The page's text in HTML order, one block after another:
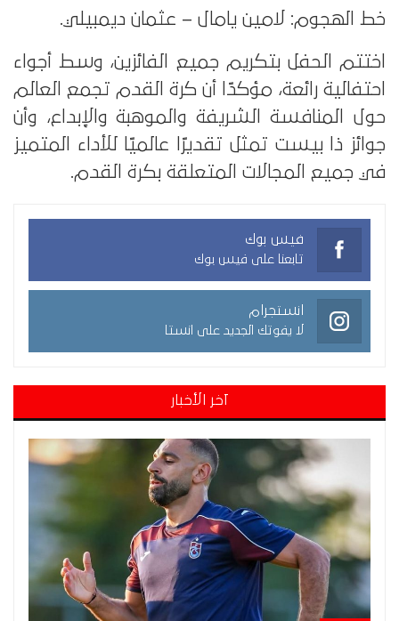
خط الهجوم: لامين يامال – عثمان ديمبيلي.
اختتم الحفل بتكريم جميع الفائزين، وسط أجواء
احتفالية رائعة، مؤكدًا أن كرة القدم تجمع العالم
حول المنافسة الشريفة والموهبة والإبداع، وأن
جوائز ذا بيست تمثل تقديرًا عالميًا للأداء المتميز
في جميع المجالات المتعلقة بكرة القدم.
فيس بوك
تابعنا على فيس بوك
انستجرام
لا يفوتك الجديد على انستا
آخر الأخبار